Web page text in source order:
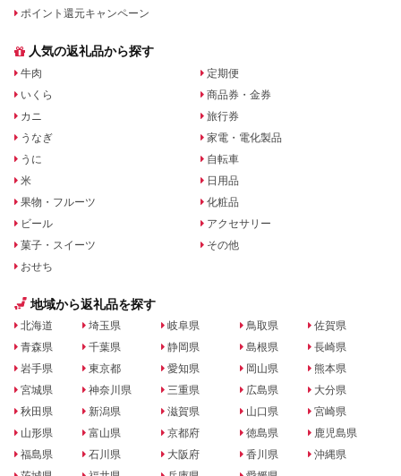
ポイント還元キャンペーン
人気の返礼品から探す
牛肉
いくら
カニ
うなぎ
うに
米
果物・フルーツ
ビール
菓子・スイーツ
おせち
定期便
商品券・金券
旅行券
家電・電化製品
自転車
日用品
化粧品
アクセサリー
その他
地域から返礼品を探す
北海道
青森県
岩手県
宮城県
秋田県
山形県
福島県
埼玉県
千葉県
東京都
神奈川県
新潟県
富山県
石川県
岐阜県
静岡県
愛知県
三重県
滋賀県
京都府
大阪府
鳥取県
島根県
岡山県
広島県
山口県
徳島県
香川県
佐賀県
長崎県
熊本県
大分県
宮崎県
鹿児島県
沖縄県